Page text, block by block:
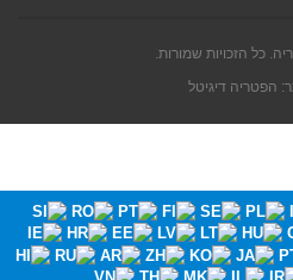
הפטריה דיגיטל